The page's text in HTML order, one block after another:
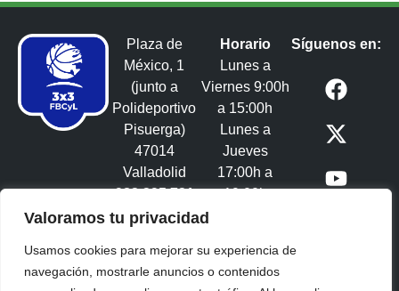
Valoramos tu privacidad
Usamos cookies para mejorar su experiencia de
navegación, mostrarle anuncios o contenidos
Plaza de
México, 1
(junto a
Polideportivo
Pisuerga)
47014
Valladolid
983 395 731
3x3castillayleon@fbcyl.es​
Horario
Lunes a
Viernes 9:00h
a 15:00h
Lunes a
Jueves
17:00h a
19:00h
Síguenos en: